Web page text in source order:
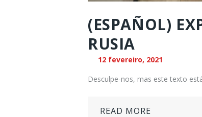
(ESPAÑOL)
RUSIA
12 fevereiro, 2021
Desculpe-nos, mas este texto
READ MORE